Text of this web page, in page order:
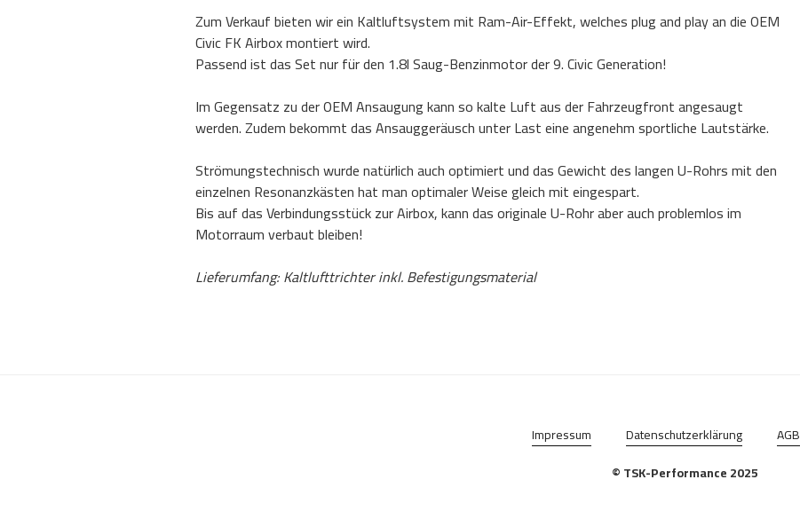
Zum Verkauf bieten wir ein Kaltluftsystem mit Ram-Air-Effekt, welches plug and play an die OEM
Civic FK Airbox montiert wird.
Passend ist das Set nur für den 1.8l Saug-Benzinmotor der 9. Civic Generation!
Im Gegensatz zu der OEM Ansaugung kann so kalte Luft aus der Fahrzeugfront angesaugt
werden. Zudem bekommt das Ansauggeräusch unter Last eine angenehm sportliche Lautstärke.
Strömungstechnisch wurde natürlich auch optimiert und das Gewicht des langen U-Rohrs mit den
einzelnen Resonanzkästen hat man optimaler Weise gleich mit eingespart.
Bis auf das Verbindungsstück zur Airbox, kann das originale U-Rohr aber auch problemlos im
Motorraum verbaut bleiben!
Lieferumfang: Kaltlufttrichter inkl. Befestigungsmaterial
Impressum Datenschutzerklärung
AGB
© TSK-Performance 2025